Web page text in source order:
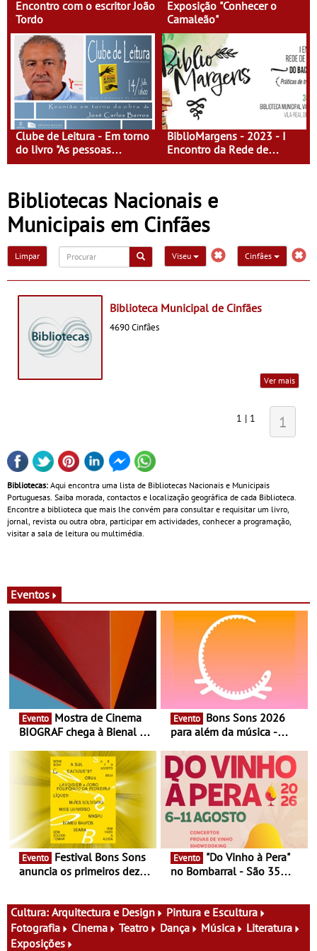
Encontro com o escritor João
Tordo
Exposição "Conhecer o
Camaleão"
Clube de Leitura - Em torno
do livro "As pessoas
invisíveis", de José Carlos
BiblioMargens - 2023 - I
Encontro da Rede de
Bibliotecas do Baixo
Bibliotecas Nacionais e
Municipais em Cinfães
Limpar Viseu Cinfães
Biblioteca Municipal de Cinfães
4690 Cinfães
Ver mais
1 | 1 1
Bibliotecas: Aqui encontra uma lista de Bibliotecas Nacionais e Municipais
Portuguesas. Saiba morada, contactos e localização geográfica de cada Biblioteca.
Encontre a biblioteca que mais lhe convém para consultar e requisitar um livro,
jornal, revista ou outra obra, participar em actividades, conhecer a programação,
visitar a sala de leitura ou multimédia.
Eventos
Evento
BIOGRAF chega à Bienal de
Documentário, ensaio
fílmico e práticas artísticas
Evento
para além da música -
percursos, oficinas,
atividades para toda a
família e muito mais
Evento
anuncia os primeiros dez
Evento
no Bombarral - São 35
experiências
Cultura: Arquitectura e Design
Pintura e Escultura
Fotografia
Cinema Teatro Dança Música
Literatura
Exposições